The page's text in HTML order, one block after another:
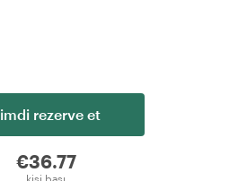
rezerve et
€36.77
kişi başı